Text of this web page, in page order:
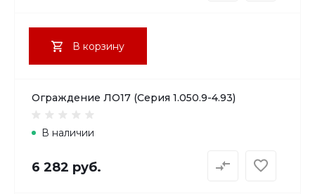
В корзину
Ограждение ЛО17 (Серия 1.050.9-4.93)
В наличии
6 282 руб.